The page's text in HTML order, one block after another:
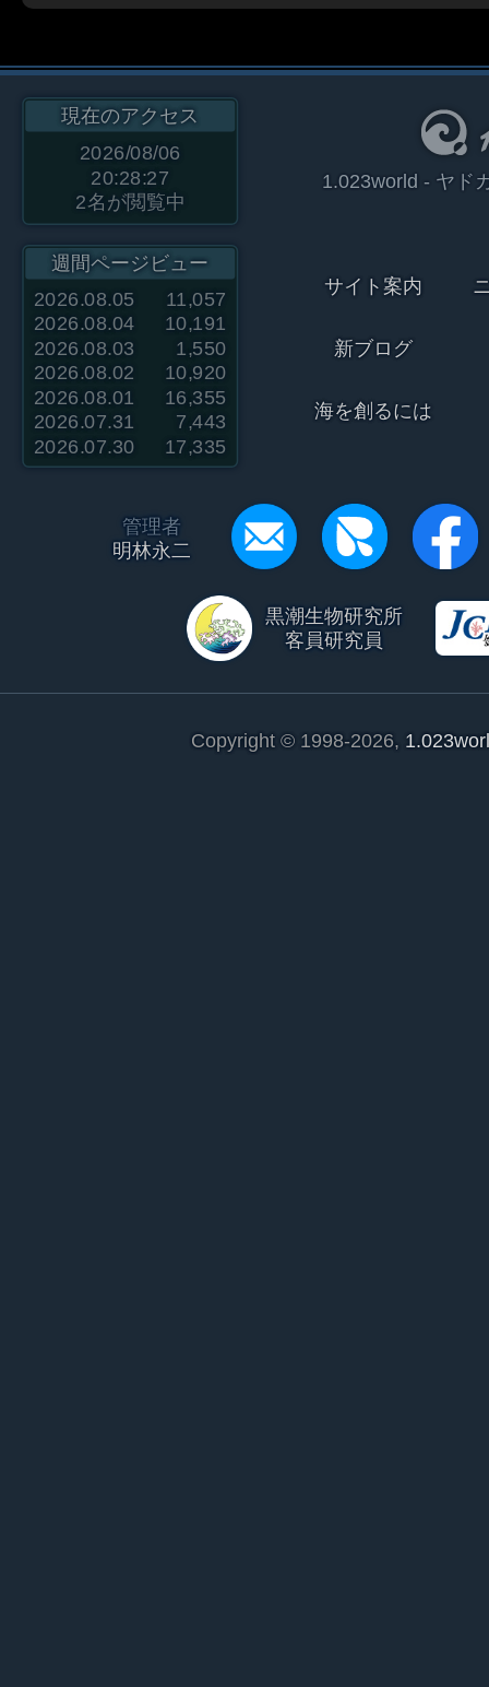
現在のアクセス
2026/08/06
20:28:27
2名が閲覧中
週間ページビュー
2026.08.05
11,057
2026.08.04
10,191
2026.08.03
1,550
2026.08.02
10,920
2026.08.01
16,355
2026.07.31
7,443
2026.07.30
17,335
1.023world - ヤド
サイト案内
新ブログ
海を創るには
管理者
明林永二
黒潮生物研究所
客員研究員
Copyright © 1998-2026,